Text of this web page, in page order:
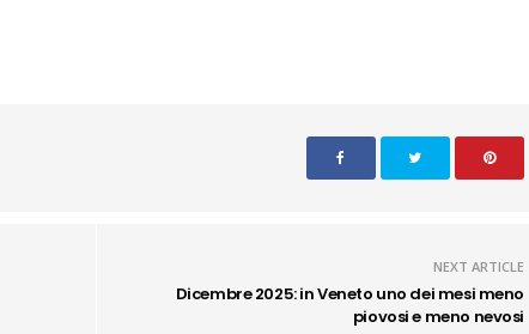
NEXT ARTICLE
Dicembre 2025: in Veneto uno dei mesi meno
piovosi e meno nevosi